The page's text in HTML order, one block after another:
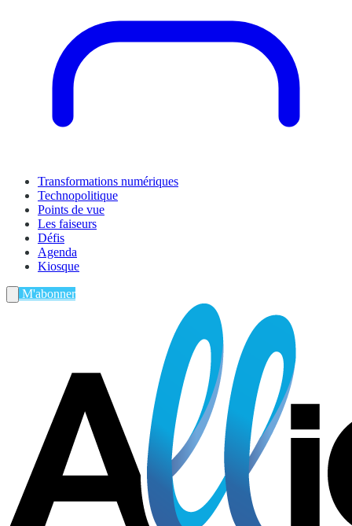
Transformations numériques
Technopolitique
Points de vue
Les faiseurs
Défis
Agenda
Kiosque
M'abonner